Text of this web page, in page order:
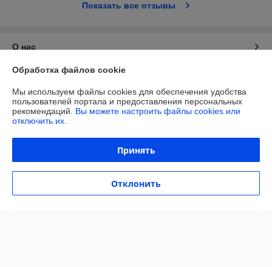
Показать все отзывы
О нас
Контакты
Доставка и оплата
Политика обработки cookies
Сайт создан на платформе Deal.by
Обработка файлов cookie
Мы используем файлы cookies для обеспечения удобства
пользователей портала и предоставления персональных
рекомендаций. Вы можете настроить файлы cookies или
отключить их.
Принять
Отклонить